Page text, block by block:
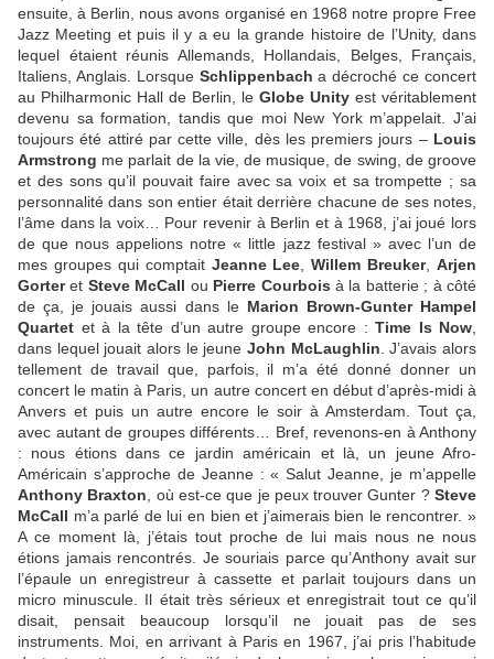
ensuite, à Berlin, nous avons organisé en 1968 notre propre Free
Jazz Meeting et puis il y a eu la grande histoire de l’Unity, dans
lequel étaient réunis Allemands, Hollandais, Belges, Français,
Italiens, Anglais. Lorsque Schlippenbach a décroché ce concert
au Philharmonic Hall de Berlin, le Globe Unity est véritablement
devenu sa formation, tandis que moi New York m’appelait. J’ai
toujours été attiré par cette ville, dès les premiers jours – Louis
Armstrong me parlait de la vie, de musique, de swing, de groove
et des sons qu’il pouvait faire avec sa voix et sa trompette ; sa
personnalité dans son entier était derrière chacune de ses notes,
l’âme dans la voix… Pour revenir à Berlin et à 1968, j’ai joué lors
de que nous appelions notre « little jazz festival » avec l’un de
mes groupes qui comptait Jeanne Lee ,Willem Breuker, Arjen
Gorteret Steve McCall ou Pierre Courbois à la batterie ; à côté
de ça, je jouais aussi dans le Marion Brown-Gunter Hampel
Quartet et à la tête d’un autre groupe encore : Time Is Now
dans lequel jouait alors le jeune John McLaughlin . J’avais alors
tellement de travail que, parfois, il m’a été donné donner un
concert le matin à Paris, un autre concert en début d’après-midi à
Anvers et puis un autre encore le soir à Amsterdam. Tout ça,
avec autant de groupes différents… Bref, revenons-en à Anthony
: nous étions dans ce jardin américain et là, un jeune Afro-
Américain s’approche de Jeanne : « Salut Jeanne, je m’appelle
Anthony Braxton , où est-ce que je peux trouver Gunter ?Steve
McCall m’a parlé de lui en bien et j’aimerais bien le rencontrer. »
A ce moment là, j’étais tout proche de lui mais nous ne nous
étions jamais rencontrés. Je souriais parce qu’Anthony avait sur
l’épaule un enregistreur à cassette et parlait toujours dans un
micro minuscule. Il était très sérieux et enregistrait tout ce qu’il
disait, pensait beaucoup lorsqu’il ne jouait pas de ses
instruments. Moi, en arrivant à Paris en 1967, j’ai pris l’habitude